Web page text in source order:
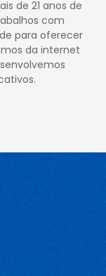
de 21 anos de
com
para oferecer
da internet